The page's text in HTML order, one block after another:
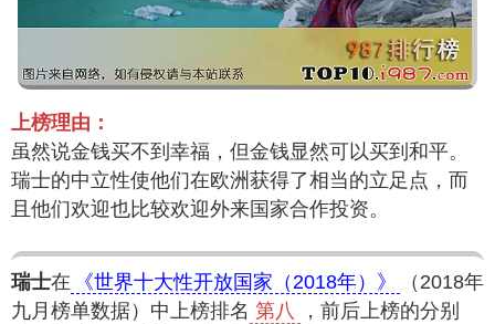
上榜理由：
虽然说金钱买不到幸福，但金钱显然可以买到和平。
瑞士的中立性使他们在欧洲获得了相当的立足点，而
且他们欢迎也比较欢迎外来国家合作投资。
瑞士在 《世界十大性开放国家（2018年）》
（2018年
九月榜单数据）中上榜排名 第八
，前后上榜的分别